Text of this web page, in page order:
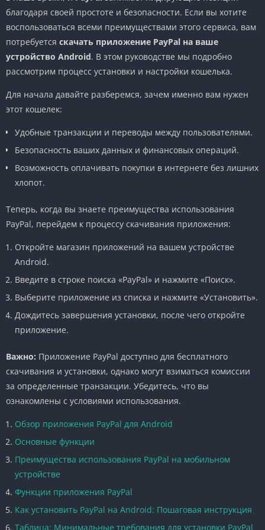
благодаря своей простоте и безопасности. Если вы хотите
воспользоваться всеми преимуществами этого сервиса, вам
потребуется скачать приложение PayPal на ваше
устройство Android. В этом руководстве мы подробно
рассмотрим процесс установки и настройки кошелька.
Для начала давайте разберемся, зачем именно вам нужен
этот кошелек:
Удобные транзакции и переводы между пользователями.
Безопасность ваших данных и финансовых операций.
Возможность оплачивать покупки в интернете без лишних
хлопот.
Теперь, когда вы знаете преимущества использования
PayPal, перейдем к процессу скачивания приложения:
Откройте магазин приложений на вашем устройстве
Android.
Введите в строке поиска «PayPal» и нажмите «Поиск».
Выберите приложение из списка и нажмите «Установить».
Дождитесь завершения установки, после чего откройте
приложение.
Важно: Приложение PayPal доступно для бесплатного
скачивания и установки, однако могут взиматься комиссии
за определенные транзакции. Убедитесь, что вы
ознакомлены с условиями использования.
Обзор приложения PayPal для Android
Основные функции
Преимущества использования PayPal на мобильном
устройстве
Функции приложения PayPal
Как установить PayPal на Android: Пошаговая инструкция
Таблица: Минимальные требования для установки PayPal